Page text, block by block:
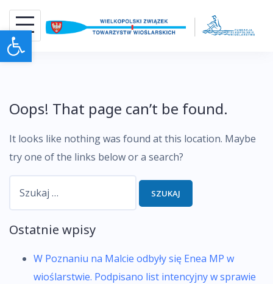
Otwórz pasek narzędzi
Skip
content
Oops! That page can’t be found.
It looks like nothing was found at this location. Maybe
try one of the links below or a search?
Ostatnie wpisy
W Poznaniu na Malcie odbyły się Enea MP w
wioślarstwie. Podpisano list intencyjny w sprawie